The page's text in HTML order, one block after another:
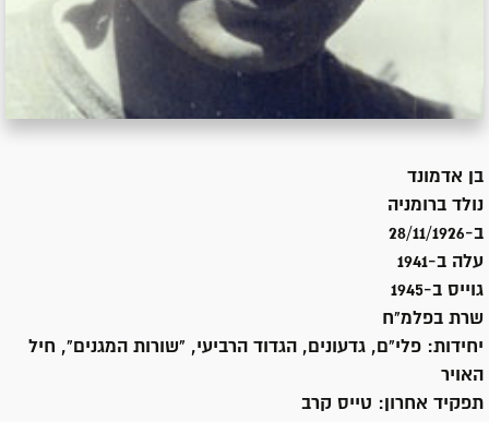
בן אדמונד
נולד ברומניה
ב-28/11/1926
עלה ב-1941
גוייס ב-1945
שרת בפלמ"ח
יחידות: פלי"ם, גדעונים, הגדוד הרביעי, "שורות המגנים", חיל
האויר
תפקיד אחרון: טייס קרב